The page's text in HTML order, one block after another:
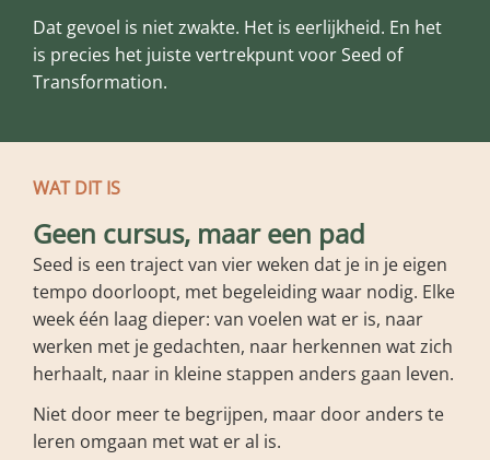
Dat gevoel is niet zwakte. Het is eerlijkheid. En het
is precies het juiste vertrekpunt voor Seed of
Transformation.
WAT DIT IS
Geen cursus, maar een pad
Seed is een traject van vier weken dat je in je eigen
tempo doorloopt, met begeleiding waar nodig. Elke
week één laag dieper: van voelen wat er is, naar
werken met je gedachten, naar herkennen wat zich
herhaalt, naar in kleine stappen anders gaan leven.
Niet door meer te begrijpen, maar door anders te
leren omgaan met wat er al is.